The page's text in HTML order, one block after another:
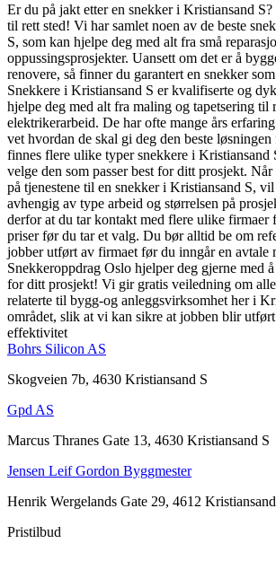
Er du på jakt etter en snekker i Kristiansand
til rett sted! Vi har samlet noen av de beste
S, som kan hjelpe deg med alt fra små
oppussingsprosjekter. Uansett om det er å
renovere, så finner du garantert en snekker
Snekkere i Kristiansand S er kvalifiserte og
hjelpe deg med alt fra maling og tapetsering til
elektrikerarbeid. De har ofte mange års
vet hvordan de skal gi deg den beste
finnes flere ulike typer snekkere i Kristiansand
velge den som passer best for ditt prosjekt.
på tjenestene til en snekker i Kristiansand S,
avhengig av type arbeid og størrelsen på
derfor at du tar kontakt med flere ulike firmaer
priser før du tar et valg. Du bør alltid be om
jobber utført av firmaet før du inngår en avtale
Snekkeroppdrag Oslo hjelper deg gjerne med
for ditt prosjekt! Vi gir gratis veiledning om
relaterte til bygg-og anleggsvirksomhet her i
området, slik at vi kan sikre at jobben blir
effektivitet
Bohrs Silicon AS
Skogveien 7b, 4630 Kristiansand S
Gpd AS
Marcus Thranes Gate 13, 4630 Kristiansand S
Jensen Leif Gordon Byggmester
Henrik Wergelands Gate 29, 4612
Pristilbud